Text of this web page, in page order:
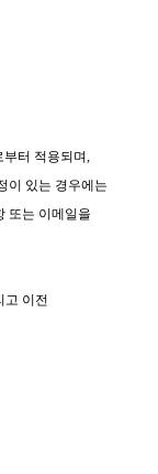
터 적용되며,
이 있는 경우에는
또는 이메일을
고 이전